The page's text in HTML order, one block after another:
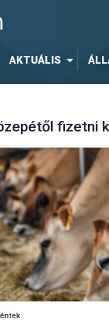
AKTUÁLIS
fizetni